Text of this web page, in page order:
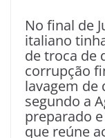
No final de
italiano
de troca de
corrupção
lavagem de
segundo a
preparado
que reúne